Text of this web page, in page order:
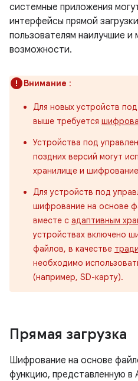
системные приложения
интерфейсы прямой
пользователям наилучшие
возможности.
Внимание :
Для новых устройств
выше требуется
Устройства под
поздних версий могут
хранилище и
Для устройств под
шифрование на основе
вместе с адаптивным
устройствах включено
файлов, в качестве
необходимо
(например, SD-карту).
Прямая загрузка
Шифрование на основе
функцию, представленную в